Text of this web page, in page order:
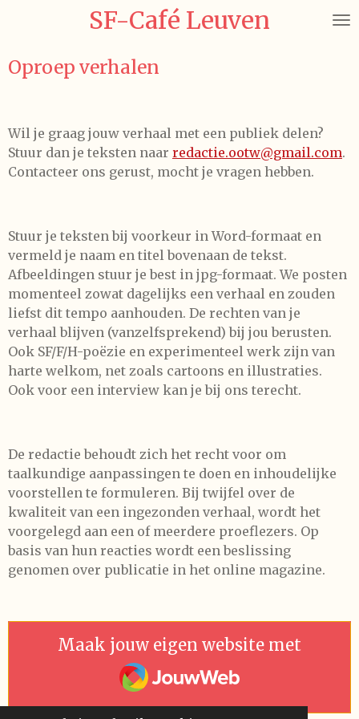
de
SF-Café Leuven
Oproep verhalen
Wil je graag jouw verhaal met een publiek delen?
Stuur dan je teksten naar redactie.ootw@gmail.com.
Contacteer ons gerust, mocht je vragen hebben.
Stuur je teksten bij voorkeur in Word-formaat en
vermeld je naam en titel bovenaan de tekst.
Afbeeldingen stuur je best in jpg-formaat. We posten
momenteel zowat dagelijks een verhaal en zouden
liefst dit tempo aanhouden. De rechten van je
verhaal blijven (vanzelfsprekend) bij jou berusten.
Ook SF/F/H-poëzie en experimenteel werk zijn van
harte welkom, net zoals cartoons en illustraties.
Ook voor een interview kan je bij ons terecht.
De redactie behoudt zich het recht voor om
taalkundige aanpassingen te doen en inhoudelijke
voorstellen te formuleren. Bij twijfel over de
kwaliteit van een ingezonden verhaal, wordt het
voorgelegd aan een of meerdere proeflezers. Op
basis van hun reacties wordt een beslissing
genomen over publicatie in het online magazine.
Maak jouw eigen website met
JouwWeb